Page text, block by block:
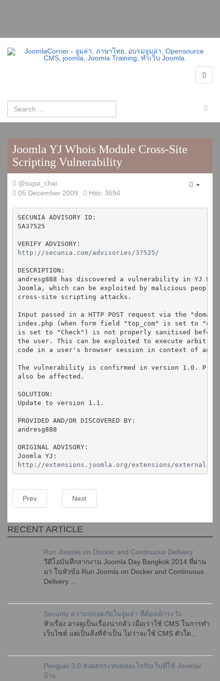
Joomla YJ Whois Module Cross-Site
Scripting Vulnerability
@supa_chai
05 December 2009
Hits: 3694
SECUNIA ADVISORY ID:
SA37525
VERIFY ADVISORY:
http://secunia.com/advisories/37525/
DESCRIPTION:
andresg888 has discovered a vulnerability in YJ
Joomla, which can be exploited by malicious people
cross-site scripting attacks.
Input passed in a HTTP POST request via the
index.php (when form field "top_com" is set to "on"
is set to "Check") is not properly sanitised before
the user. This can be exploited to execute arbitrary
code in a user's browser session in context of an
The vulnerability is confirmed in version 1.0. Prior
also be affected.
SOLUTION:
Update to version 1.1.
PROVIDED AND/OR DISCOVERED BY:
andresg888
ORIGINAL ADVISORY:
Joomla YJ:
http://extensions.joomla.org/extensions/external-
Prev Next
RECENT ARTICLE
Run Joomla on Docker and Continuous Delivery
วีดีโอบันทึกจากงาน Joomla Day Bangkok 2014 ที่ผ่าน
มา ในหัวข้อ Run Joomla on Docker and Continuous
Delivery ...
Security ความปลอดภัยในจูมล่า ที่ต้องเฝ้าระวัง
หัวเรื่อง อาจดูเป็นเรื่องน่ากลัว เมื่อเราใช้ CMS ในการทำ
เว็บไซต์ แต่เป็นสิ่งที่จำเป็น ไม่ว่าจะใช้ CMS ตัวใด...
Penguin 3.0 ส่งผลกระทบต่ออะไรกับเว็บที่ใช้ Joomla!
บ้าง